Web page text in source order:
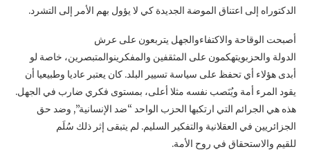
الدكتوراه إلى اعتناق الموضة الجديدة كي لا يؤول بهم الأمر إلى التشرد.
أصبحت الوقاحة والاكتفاءوالجهل يتربعون على عرش
الدولة والحزبويتهكمون على المثقفين والمفكرينوالمتبصرين، خاصة لو
أبدى هؤلاء أي تحفظ على سياسة تسيير البلد. كان يعتبر عاديا وطبيعيا أن
يقود المرء أمة ويُنَصب نفسه مثلا أعلى، بمستوى فكري ضارب في الجهل.
هذه هي الجرائم التي ارتكبها الحزب الواحد “ضد الإنسانية”, وضد حق
الجزائريين في العقلانية والتفكير السليم. لم يتبقى إثر ذلك سُلَم
للقيم والاستحقاق في روح الأمة.